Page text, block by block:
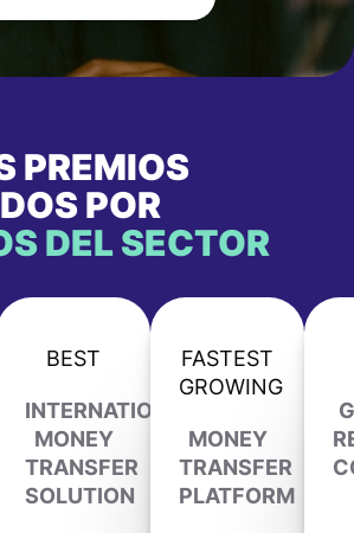
PREMIOS
POR
DEL SECTOR
BEST
INTERNATIONAL
MONEY
TRANSFER
SOLUTION
FASTEST
GROWING
MONEY
TRANSFER
PLATFORM